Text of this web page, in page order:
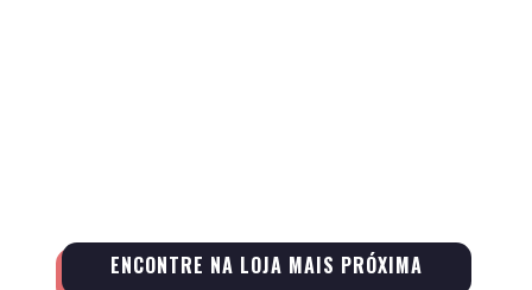
ENCONTRE NA LOJA MAIS PRÓXIMA